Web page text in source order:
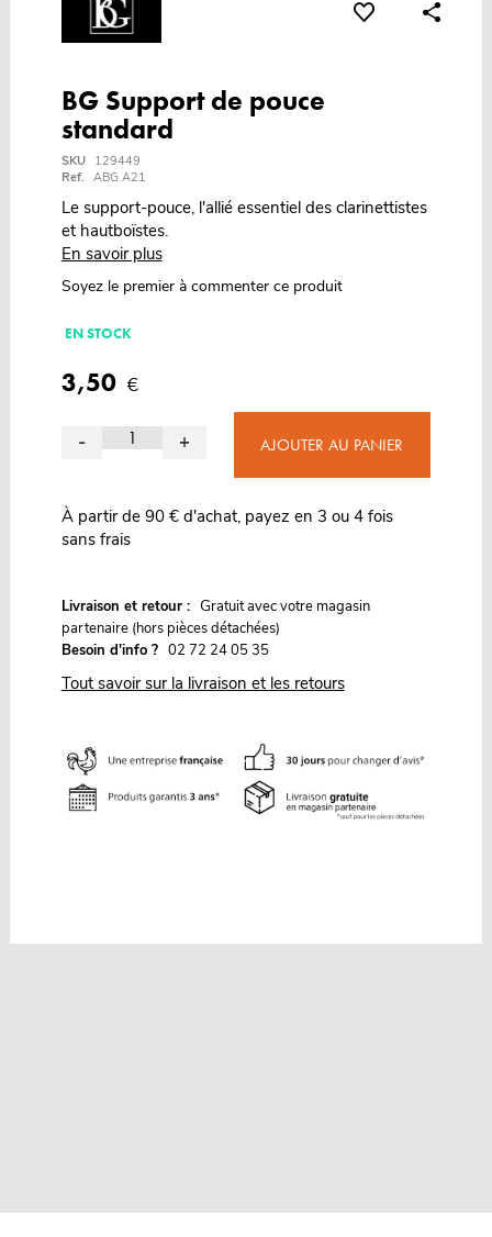
BG Support de pouce
standard
SKU
129449
Ref. ABG A21
Le support-pouce, l'allié essentiel des clarinettistes
et hautboïstes.
En savoir plus
Soyez le premier à commenter ce produit
EN STOCK
3,50 €
- + AJOUTER AU PANIER
À partir de 90 € d'achat, payez en 3 ou 4 fois
sans frais
Livraison et retour : Gratuit avec votre magasin
partenaire (hors pièces détachées)
Besoin d'info ? 02 72 24 05 35
Tout savoir sur la livraison et les retours